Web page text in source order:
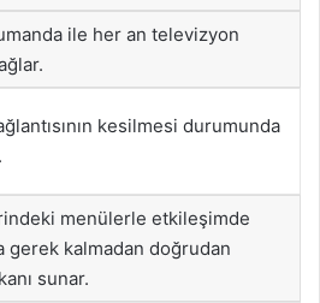
ile her an televizyon
kesilmesi durumunda
menülerle etkileşimde
gerek kalmadan doğrudan
sunar.